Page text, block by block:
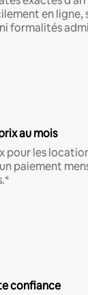
en ligne,
formalités
au mois
pour les
paiement
confiance